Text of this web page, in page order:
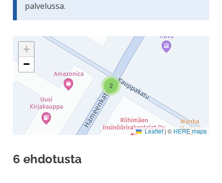
palvelussa.
Seuraavassa elementissä on kartta, joka esittää
2
+
−
Leaflet | © HERE maps
6 ehdotusta